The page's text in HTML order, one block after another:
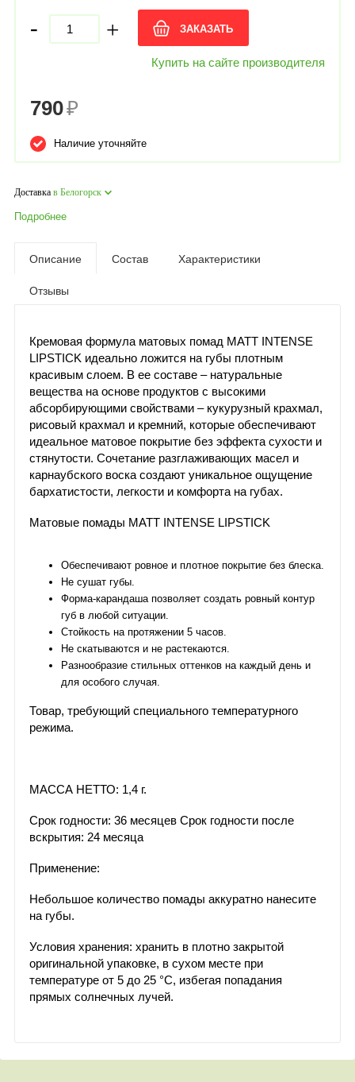
- + ЗАКАЗАТЬ
Купить на сайте производителя
790₽
Наличие уточняйте
Доставка в Белогорск
Подробнее
Описание Состав Характеристики
Отзывы
Кремовая формула матовых помад MATT INTENSE
LIPSTICK идеально ложится на губы плотным
красивым слоем. В ее составе – натуральные
вещества на основе продуктов с высокими
абсорбирующими свойствами – кукурузный крахмал,
рисовый крахмал и кремний, которые обеспечивают
идеальное матовое покрытие без эффекта сухости и
стянутости. Сочетание разглаживающих масел и
карнаубского воска создают уникальное ощущение
бархатистости, легкости и комфорта на губах.
Матовые помады MATT INTENSE LIPSTICK
Обеспечивают ровное и плотное покрытие без блеска.
Не сушат губы.
Форма-карандаша позволяет создать ровный контур
губ в любой ситуации.
Стойкость на протяжении 5 часов.
Не скатываются и не растекаются.
Разнообразие стильных оттенков на каждый день и
для особого случая.
Товар, требующий специального температурного
режима.
МАССА НЕТТО: 1,4 г.
Срок годности: 36 месяцев Срок годности после
вскрытия: 24 месяца
Применение:
Небольшое количество помады аккуратно нанесите
на губы.
Условия хранения: хранить в плотно закрытой
оригинальной упаковке, в сухом месте при
температуре от 5 до 25 °С, избегая попадания
прямых солнечных лучей.